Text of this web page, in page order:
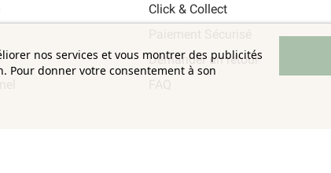
nos services et vous montrer des publicités
Pour donner votre consentement à son
Click & Collect
Demander un retour